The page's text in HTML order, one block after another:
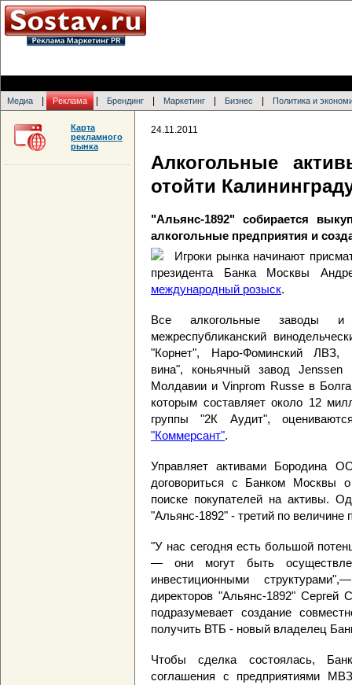
Медиа Реклама Брендинг Маркетинг Бизнес Политика и
24.11.2011
Алкогольные
отойти
"Альянс-1892" собирается
алкогольные предприятия и
Игроки рынка начинают
президента Банка Москвы
международный розыск.
Все алкогольные заводы
межреспубликанский
"Корнет", Наро-Фоминский ЛВЗ,
вина", коньячный завод
Молдавии и Vinprom Russe в
которым составляет около 12
группы "2К Аудит",
"Коммерсант".
Управляет активами Бородина
договориться с Банком Москвы
поиске покупателей на активы.
"Альянс-1892" - третий по величине
"У нас сегодня есть большой
— они могут быть
инвестиционными
директоров "Альянс-1892"
подразумевает создание
получить ВТБ - новый владелец
Чтобы сделка состоялась,
соглашения с предприятиями
Карта
рекламного
рынка